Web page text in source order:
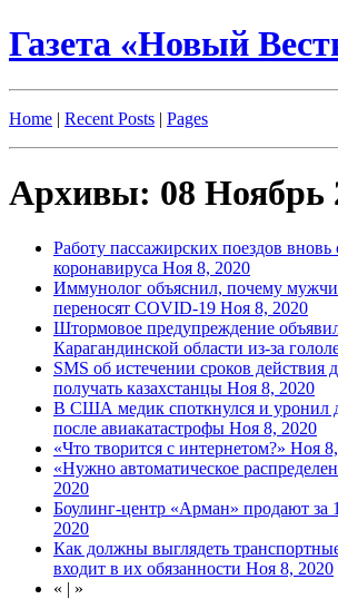
Газета «Новый
Home | Recent Posts | Pages
Архивы: 08 Ноябрь
Работу пассажирских поездов вновь
коронавируса Ноя 8, 2020
Иммунолог объяснил, почему
переносят COVID-19 Ноя 8, 2020
Штормовое предупреждение
Карагандинской области из-за
SMS об истечении сроков действия
получать казахстанцы Ноя 8, 2020
В США медик споткнулся и уронил
после авиакатастрофы Ноя 8, 2020
«Что творится с интернетом?» Ноя
«Нужно автоматическое
2020
Боулинг-центр «Арман» продают за
2020
Как должны выглядеть
входит в их обязанности Ноя 8, 2020
« | »